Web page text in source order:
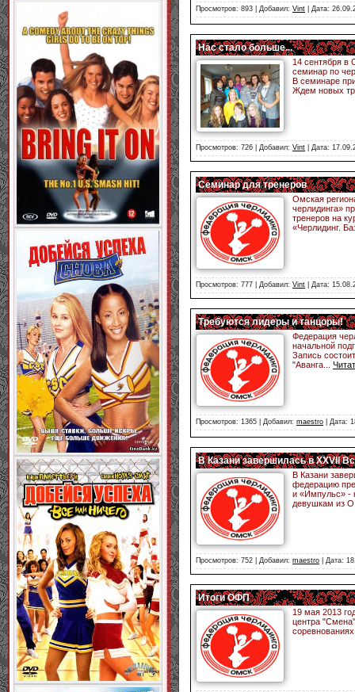
Просмотров: 893 | Добавил: Vint | Дата:
Нас стало больше...
14 сентября
семинар по
В семинаре
Ждем новых
Просмотров: 726 | Добавил: Vint | Дата:
Семинар для тренеров
Омская
черлидинга»
тренеров на
«Черлидинг.
Просмотров: 777 | Добавил: Vint | Дата:
Требуются лидеры и танцоры!
Федерация
начальной
Запись
"Аванга
Просмотров: 1365 | Добавил: maestro | Дата:
В Казани завершилась в XXVII
В Казани
федерацию
и «Импульс» -
девушкам из О
Просмотров: 752 | Добавил: maestro | Дата:
Итоги ОФП
19 мая 2013
центра